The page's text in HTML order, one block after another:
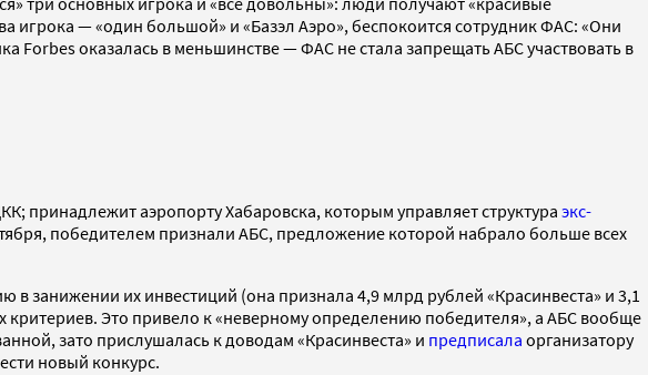
игрока — «один большой» и «Базэл Аэро», беспокоится сотрудник ФАС: «Они
Forbes оказалась в меньшинстве — ФАС не стала запрещать АБС участвовать в
принадлежит аэропорту Хабаровска, которым управляет структура экс-
победителем признали АБС, предложение которой набрало больше всех
занижении их инвестиций (она признала 4,9 млрд рублей «Красинвеста» и 3,1
Это привело к «неверному определению победителя», а АБС вообще
зато прислушалась к доводам «Красинвеста» и предписала организатору
новый конкурс.